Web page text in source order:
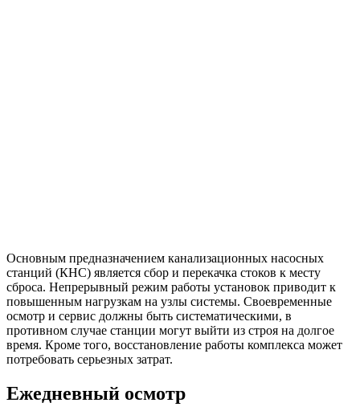
Основным предназначением канализационных насосных
станций (КНС) является сбор и перекачка стоков к месту
сброса. Непрерывный режим работы установок приводит к
повышенным нагрузкам на узлы системы. Своевременные
осмотр и сервис должны быть систематическими, в
противном случае станции могут выйти из строя на долгое
время. Кроме того, восстановление работы комплекса может
потребовать серьезных затрат.
Ежедневный осмотр